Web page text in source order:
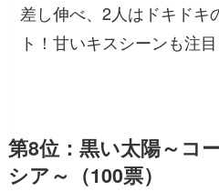
差し伸べ、2人はドキドキ
ト！甘いキスシーンも注目
第8位：黒い太陽～コ
シア～（100票）